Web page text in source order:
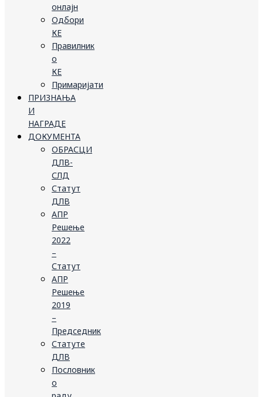
онлајн
Одбори
КЕ
Правилник
о
КЕ
Примаријати
ПРИЗНАЊА
И
НАГРАДЕ
ДОКУМЕНТА
ОБРАСЦИ
ДЛВ-
СЛД
Статут
ДЛВ
АПР
Решење
2022
–
Статут
АПР
Решење
2019
–
Председник
Статуте
ДЛВ
Пословник
о